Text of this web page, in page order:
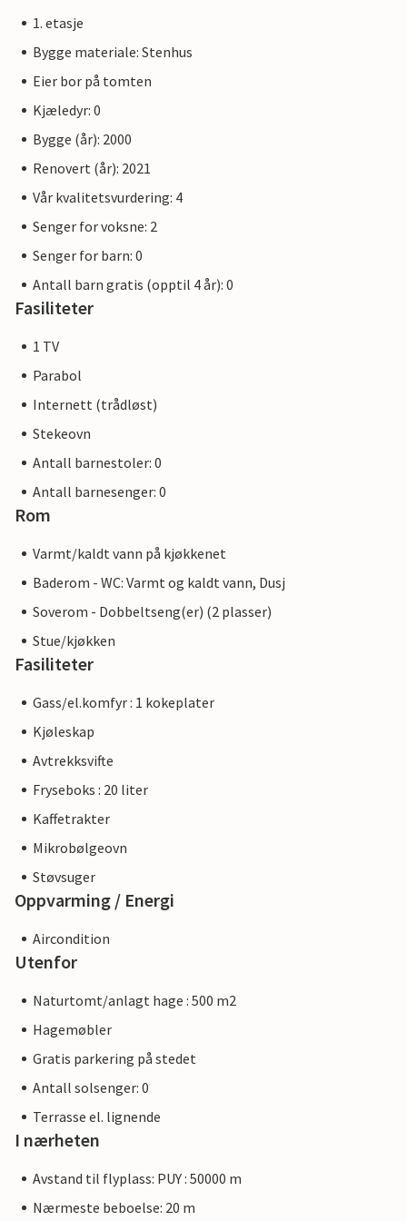
1. etasje
Bygge materiale: Stenhus
Eier bor på tomten
Kjæledyr: 0
Bygge (år): 2000
Renovert (år): 2021
Vår kvalitetsvurdering: 4
Senger for voksne: 2
Senger for barn: 0
Antall barn gratis (opptil 4 år): 0
Fasiliteter
1 TV
Parabol
Internett (trådløst)
Stekeovn
Antall barnestoler: 0
Antall barnesenger: 0
Rom
Varmt/kaldt vann på kjøkkenet
Baderom - WC: Varmt og kaldt vann, Dusj
Soverom - Dobbeltseng(er) (2 plasser)
Stue/kjøkken
Fasiliteter
Gass/el.komfyr : 1 kokeplater
Kjøleskap
Avtrekksvifte
Fryseboks : 20 liter
Kaffetrakter
Mikrobølgeovn
Støvsuger
Oppvarming / Energi
Aircondition
Utenfor
Naturtomt/anlagt hage : 500 m2
Hagemøbler
Gratis parkering på stedet
Antall solsenger: 0
Terrasse el. lignende
I nærheten
Avstand til flyplass: PUY : 50000 m
Nærmeste beboelse: 20 m